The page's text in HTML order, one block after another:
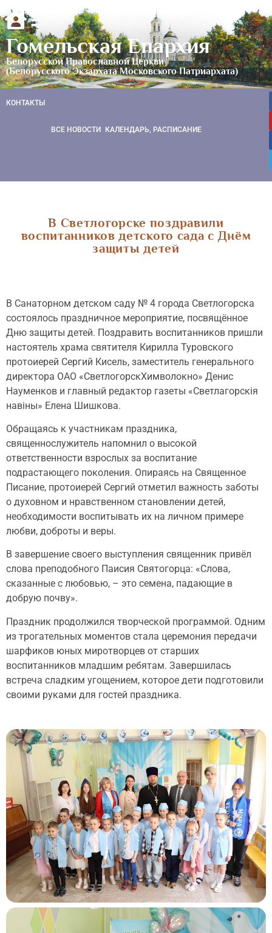
Гомельская Епархия
Белорусской Православной Церкви
(Белорусского Экзархата Московского Патриархата)
КОНТАКТЫ
ВСЕ НОВОСТИ КАЛЕНДАРЬ, РАСПИСАНИЕ
В Светлогорске поздравили
воспитанников детского сада с Днём
защиты детей
В Санаторном детском саду № 4 города Светлогорска
состоялось праздничное мероприятие, посвящённое
Дню защиты детей. Поздравить воспитанников пришли
настоятель храма святителя Кирилла Туровского
протоиерей Сергий Кисель, заместитель генерального
директора ОАО «СветлогорскХимволокно» Денис
Науменков и главный редактор газеты «Светлагорскія
навіны» Елена Шишкова.
Обращаясь к участникам праздника,
священнослужитель напомнил о высокой
ответственности взрослых за воспитание
подрастающего поколения. Опираясь на Священное
Писание, протоиерей Сергий отметил важность заботы
о духовном и нравственном становлении детей,
необходимости воспитывать их на личном примере
любви, доброты и веры.
В завершение своего выступления священник привёл
слова преподобного Паисия Святогорца: «Слова,
сказанные с любовью, – это семена, падающие в
добрую почву».
Праздник продолжился творческой программой. Одним
из трогательных моментов стала церемония передачи
шарфиков юных миротворцев от старших
воспитанников младшим ребятам. Завершилась
встреча сладким угощением, которое дети подготовили
своими руками для гостей праздника.